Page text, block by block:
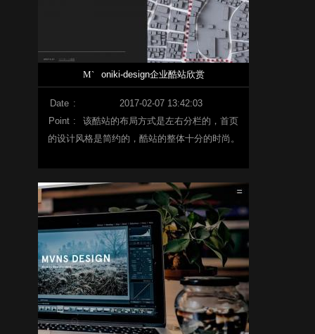
M` oniki-design企业酷站欣赏
Date :
2017-02-07 13:42:03
Point :
该酷站的布局方式是左右分栏的，首页
的设计风格是简约的，酷站的整体十分的时尚。